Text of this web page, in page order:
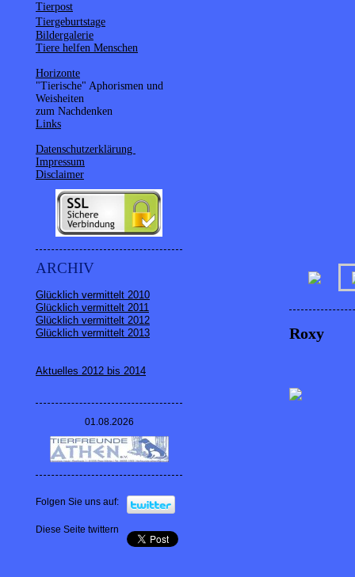
Tierpost
Tiergeburtstage
Bildergalerie
Tiere helfen Menschen
Horizonte
"Tierische" Aphorismen und
Weisheiten
zum Nachdenken
Links
Datenschutzerklärung
Impressum
Disclaimer
ARCHIV
Glücklich vermittelt 2010
Glücklich vermittelt 2011
Glücklich vermittelt 2012
Glücklich vermittelt 2013
Aktuelles 2012 bis 2014
01.08.2026
Folgen Sie uns auf:
Diese Seite twittern
Roxy